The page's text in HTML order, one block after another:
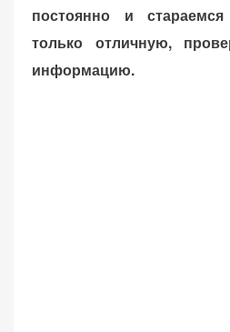
постоянно и
только отличную,
информацию.